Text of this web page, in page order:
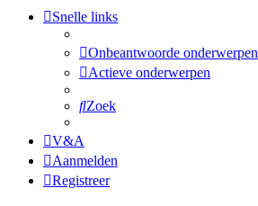
Snelle links
Onbeantwoorde onderwerpen
Actieve onderwerpen
Zoek
V&A
Aanmelden
Registreer